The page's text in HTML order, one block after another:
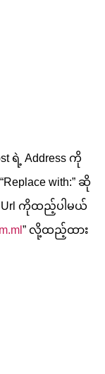
ရဲ့ Address ကို
“Replace with:” ဆို
Url ကိုထည့်ပါမယ်
” လို့ထည့်ထား